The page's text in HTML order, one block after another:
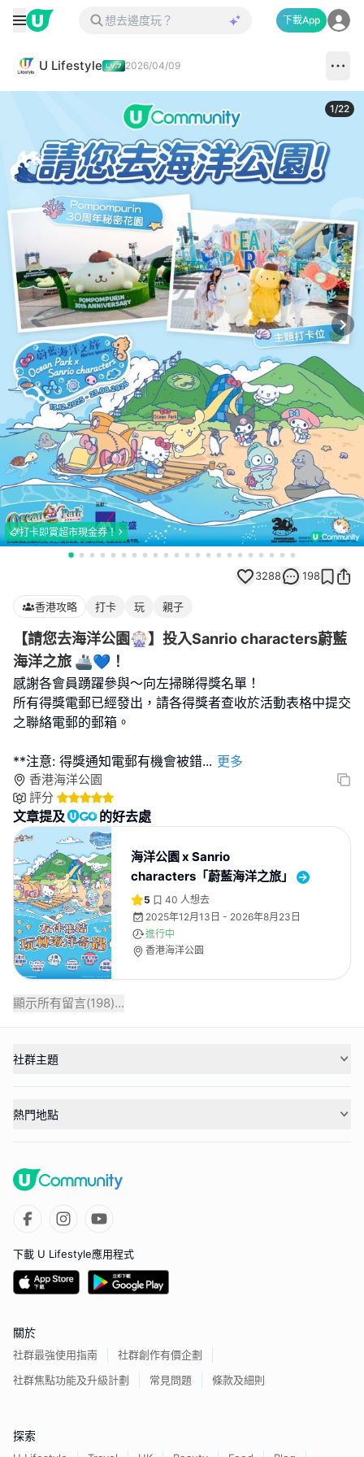
下載App
U Lifestyle 2026/04/09
打卡即賞超市現金券！
1/22
3288 198
香港攻略 打卡 玩 親子
【請您去海洋公園🎡】投入Sanrio characters蔚藍
海洋之旅 🚢💙！
感謝各會員踴躍參與～向左掃睇得獎名單！
所有得獎電郵已經發出，請各得獎者查收於活動表格中提交
之聯絡電郵的郵箱。
**注意: 得獎通知電郵有機會被錯... 更多
香港海洋公園
評分
文章提及 的好去處
海洋公園 x Sanrio
characters「蔚藍海洋之旅」
5 40 人想去
2025年12月13日 - 2026年8月23日
進行中
香港海洋公園
顯示所有留言(198)...
社群主題
熱門地點
下載 U Lifestyle應用程式
關於
社群最強使用指南
社群創作有價企劃
社群焦點功能及升級計劃
常見問題 條款及細則
探索